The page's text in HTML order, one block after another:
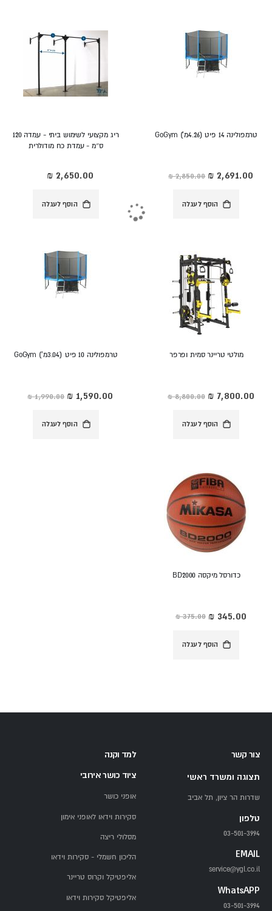
טרמפולינה 14 פיט (4.26מ') GoGym
‏2,850.00 ₪ מחיר
מיוחד
הוסף לעגלה
ריג מקצועי לשימוש ביתי - עמדה 120
ס״מ - עמדת כח מודולרית
הוסף לעגלה
מולטי טריינר סמית ופרפר
‏8,800.00 ₪ מחיר
מיוחד
הוסף לעגלה
טרמפולינה 10 פיט (3.04מ') GoGym
‏1,990.00 ₪ מחיר
מיוחד
הוסף לעגלה
כדורסל מיקסה BD2000
‏375.00 ₪ מחיר
מיוחד
הוסף לעגלה
צור קשר
תצוגה ומשרד ראשי
שדרות הר ציון, תל אביב
טלפון
03-501-3994
EMAIL
service@ygl.co.il
WhatsAPP
03-501-3994
למד וקנה
ציוד כושר אירובי
אופני כושר
סקירות וידאו לאופני אימון
מסלולי ריצה
הליכון חשמלי - סקירות וידאו
אליפטיקל וקרוס טריינר
אליפטיקל סקירות וידאו